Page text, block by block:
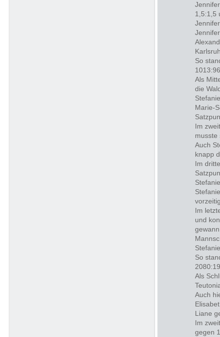
1,5:1,5
So
Als
die
Marie-
Im
musste
Auch
knapp
Im
Im
und
So
Als
Auch
Liane
Im
gegen